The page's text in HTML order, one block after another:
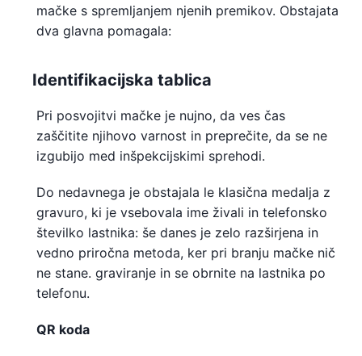
mačke s spremljanjem njenih premikov. Obstajata
dva glavna pomagala:
Identifikacijska tablica
Pri posvojitvi mačke je nujno, da ves čas
zaščitite njihovo varnost in preprečite, da se ne
izgubijo med inšpekcijskimi sprehodi.
Do nedavnega je obstajala le klasična medalja z
gravuro, ki je vsebovala ime živali in telefonsko
številko lastnika: še danes je zelo razširjena in
vedno priročna metoda, ker pri branju mačke nič
ne stane. graviranje in se obrnite na lastnika po
telefonu.
QR koda